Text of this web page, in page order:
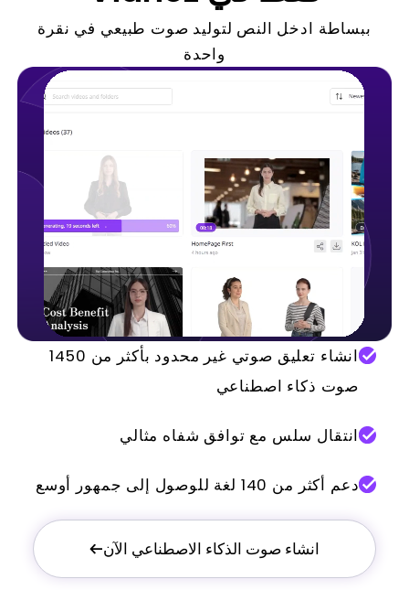
ببساطة ادخل النص لتوليد صوت طبيعي في نقرة
واحدة
انشاء تعليق صوتي غير محدود بأكثر من 1450
صوت ذكاء اصطناعي
انتقال سلس مع توافق شفاه مثالي
دعم أكثر من 140 لغة للوصول إلى جمهور أوسع
انشاء صوت الذكاء الاصطناعي الآن